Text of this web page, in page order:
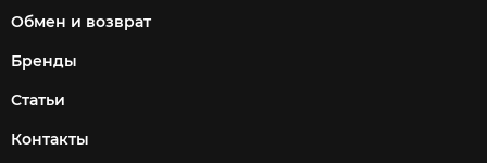
Обмен и возврат
Бренды
Статьи
Контакты